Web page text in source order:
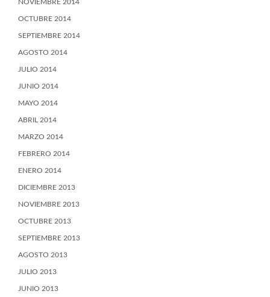
NOVIEMBRE 2014
OCTUBRE 2014
SEPTIEMBRE 2014
AGOSTO 2014
JULIO 2014
JUNIO 2014
MAYO 2014
ABRIL 2014
MARZO 2014
FEBRERO 2014
ENERO 2014
DICIEMBRE 2013
NOVIEMBRE 2013
OCTUBRE 2013
SEPTIEMBRE 2013
AGOSTO 2013
JULIO 2013
JUNIO 2013